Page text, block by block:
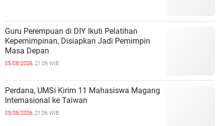
Guru Perempuan di DIY Ikuti Pelatihan
Kepemimpinan, Disiapkan Jadi Pemimpin
Masa Depan
05/08/2026, 21:09 WIB
Perdana, UMSi Kirim 11 Mahasiswa Magang
Internasional ke Taiwan
05/08/2026, 21:06 WIB